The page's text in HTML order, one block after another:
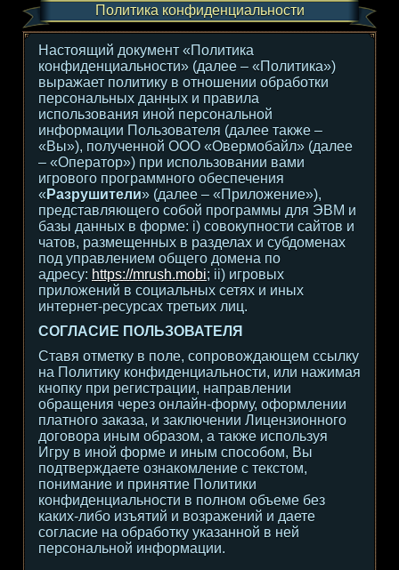
Политика конфиденциальности
Настоящий документ «Политика
конфиденциальности» (далее – «Политика»)
выражает политику в отношении обработки
персональных данных и правила
использования иной персональной
информации Пользователя (далее также –
«Вы»), полученной ООО «Овермобайл» (далее
– «Оператор») при использовании вами
игрового программного обеспечения
«Разрушители» (далее – «Приложение»),
представляющего собой программы для ЭВМ и
базы данных в форме: i) совокупности сайтов и
чатов, размещенных в разделах и субдоменах
под управлением общего домена по
адресу: https://mrush.mobi; ii) игровых
приложений в социальных сетях и иных
интернет-ресурсах третьих лиц.
СОГЛАСИЕ ПОЛЬЗОВАТЕЛЯ
Ставя отметку в поле, сопровождающем ссылку
на Политику конфиденциальности, или нажимая
кнопку при регистрации, направлении
обращения через онлайн-форму, оформлении
платного заказа, и заключении Лицензионного
договора иным образом, а также используя
Игру в иной форме и иным способом, Вы
подтверждаете ознакомление с текстом,
понимание и принятие Политики
конфиденциальности в полном объеме без
каких-либо изъятий и возражений и даете
согласие на обработку указанной в ней
персональной информации.